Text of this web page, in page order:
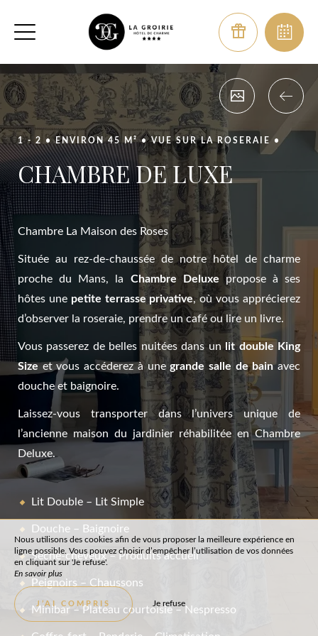
1 - 2 •ENVIRON 45 M² •VUE SUR LA ROSERAIE •
CHAMBRE DE LUXE
Chambre La Maison des Roses
Située au rez-de-chaussée de notre hôtel de charme
proche du Mans, la Chambre Deluxe propose à ses
hôtes une petite terrasse privative, où vous apprécierez
d’observer la roseraie, prendre un café ou lire un livre.
Vous passerez de belles nuitées dans un lit double King
Sizeet vous accéderez à unegrande salle de bainavec
douche et baignoire.
Laissez-vous transporter dans l’univers unique de
l’ancienne maison du jardinier réhabilitée en Chambre
Deluxe.
Lit Double – Lit Simple
Douche – Baignoire
Sèche-cheveux – Produits accueil
Peignoirs – Chaussons
Minibar – Plateau courtoisie – Nespresso
Nous utilisons des cookies afin de vous proposer la meilleure expérience en
ligne possible. Vous pouvez choisir d’empêcher l’utilisation de vos données
en cliquant sur 'Je refuse'.
En savoir plus
J’AI COMPRIS Je refuse